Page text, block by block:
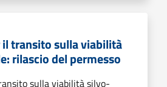
il transito sulla viabilità
rilascio del permesso
sulla viabilità silvo-